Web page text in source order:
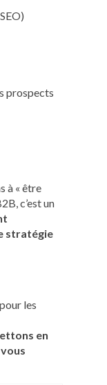
prospects
à « être
c’est un
stratégie
les
en